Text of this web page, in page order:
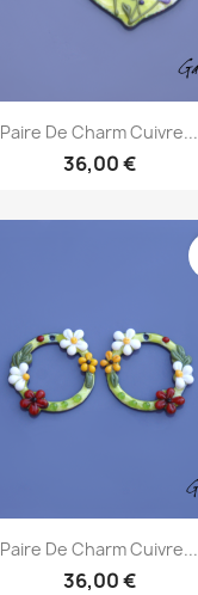
 Aperçu rapide
Paire De Charm Cuivre...
36,00 €
 Aperçu rapide
Paire De Charm Cuivre...
36,00 €